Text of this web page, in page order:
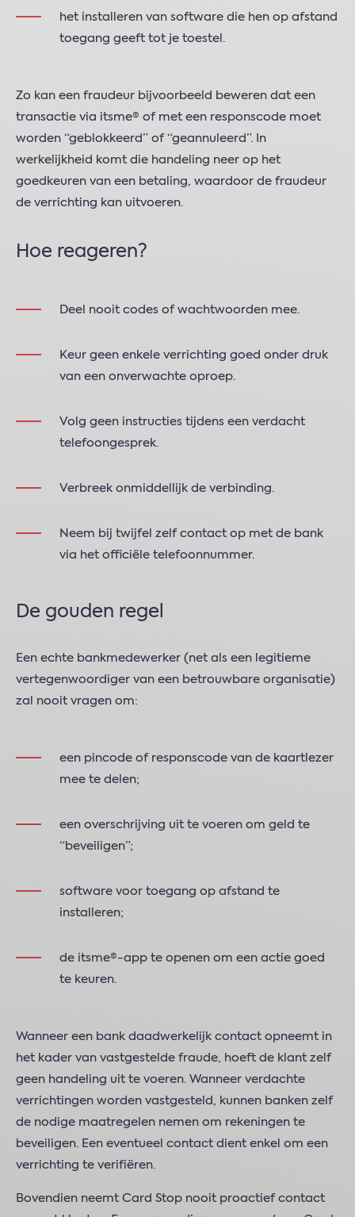
het installeren van software die hen op afstand
toegang geeft tot je toestel.
Zo kan een fraudeur bijvoorbeeld beweren dat een
transactie via itsme® of met een responscode moet
worden “geblokkeerd” of “geannuleerd”. In
werkelijkheid komt die handeling neer op het
goedkeuren van een betaling, waardoor de fraudeur
de verrichting kan uitvoeren.
Hoe reageren?
Deel nooit codes of wachtwoorden mee.
Keur geen enkele verrichting goed onder druk
van een onverwachte oproep.
Volg geen instructies tijdens een verdacht
telefoongesprek.
Verbreek onmiddellijk de verbinding.
Neem bij twijfel zelf contact op met de bank
via het officiële telefoonnummer.
De gouden regel
Een echte bankmedewerker (net als een legitieme
vertegenwoordiger van een betrouwbare organisatie)
zal nooit vragen om:
een pincode of responscode van de kaartlezer
mee te delen;
een overschrijving uit te voeren om geld te
“beveiligen”;
software voor toegang op afstand te
installeren;
de itsme®-app te openen om een actie goed
te keuren.
Wanneer een bank daadwerkelijk contact opneemt in
het kader van vastgestelde fraude, hoeft de klant zelf
geen handeling uit te voeren. Wanneer verdachte
verrichtingen worden vastgesteld, kunnen banken zelf
de nodige maatregelen nemen om rekeningen te
beveiligen. Een eventueel contact dient enkel om een
verrichting te verifiëren.
Bovendien neemt Card Stop nooit proactief contact